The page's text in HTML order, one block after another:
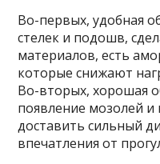
Во-первых, удобная
стелек и подошв,
материалов, есть
которые снижают
Во-вторых, хорошая
появление мозолей и
доставить сильный
впечатления от